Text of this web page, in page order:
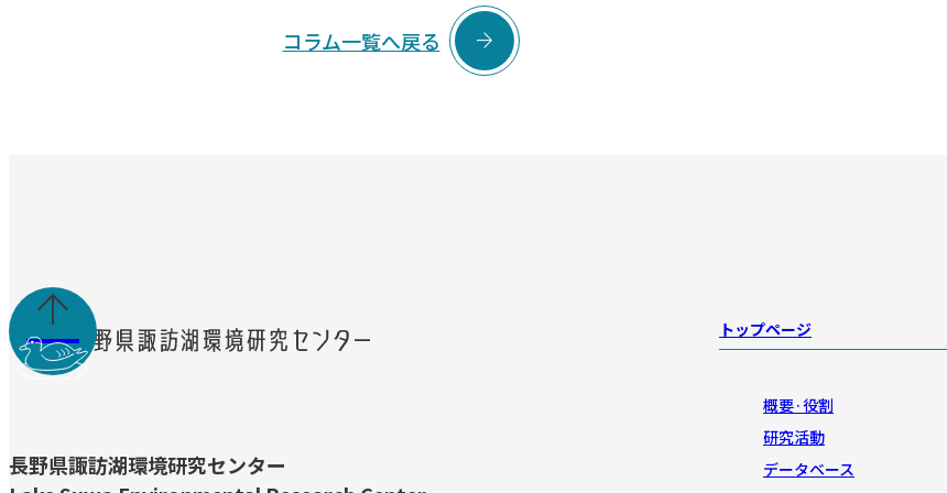
コラム一覧へ戻る 

長野県諏訪湖環境研究センター
トップページ
概要·役割
研究活動
データベース